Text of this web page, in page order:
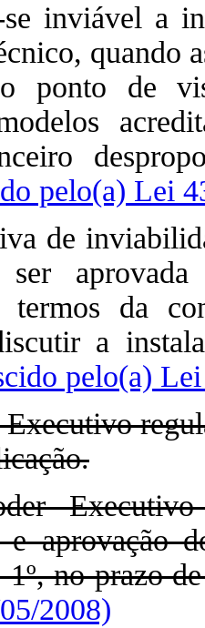
se inviável a
quando
ponto de
pelo(a) Lei
de
aprovada
termos da
a
pelo(a)
Executivo
e aprovação
no prazo
2008)